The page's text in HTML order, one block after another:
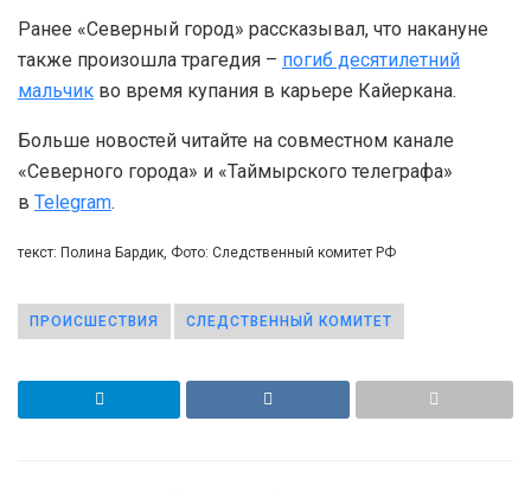
Ранее «Северный город» рассказывал, что накануне
также произошла трагедия – погиб десятилетний
мальчик во время купания в карьере Кайеркана.
Больше новостей читайте на совместном канале
«Северного города» и «Таймырского телеграфа»
в Telegram.
текст: Полина Бардик, Фото: Следственный комитет РФ
ПРОИСШЕСТВИЯ СЛЕДСТВЕННЫЙ КОМИТЕТ